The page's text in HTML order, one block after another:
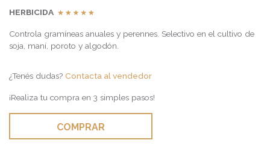
HERBICIDA
Controla gramíneas anuales y perennes. Selectivo en el cultivo de
soja, maní, poroto y algodón.
¿Tenés dudas? Contacta al vendedor
¡Realiza tu compra en 3 simples pasos!
COMPRAR